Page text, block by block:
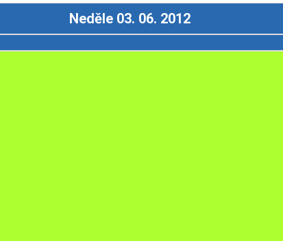
Neděle 03. 06. 2012